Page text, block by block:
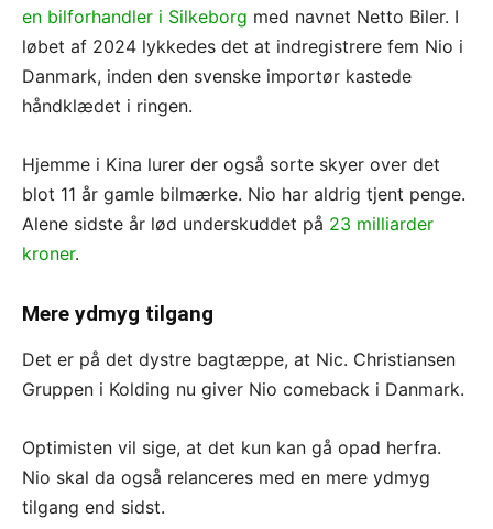
en bilforhandler i Silkeborg med navnet Netto Biler. I
løbet af 2024 lykkedes det at indregistrere fem Nio i
Danmark, inden den svenske importør kastede
håndklædet i ringen.
Hjemme i Kina lurer der også sorte skyer over det
blot 11 år gamle bilmærke. Nio har aldrig tjent penge.
Alene sidste år lød underskuddet på 23 milliarder
kroner.
Mere ydmyg tilgang
Det er på det dystre bagtæppe, at Nic. Christiansen
Gruppen i Kolding nu giver Nio comeback i Danmark.
Optimisten vil sige, at det kun kan gå opad herfra.
Nio skal da også relanceres med en mere ydmyg
tilgang end sidst.